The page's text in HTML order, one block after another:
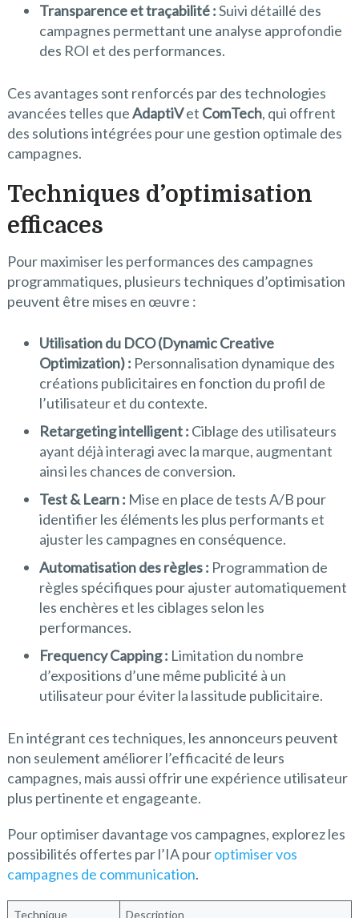
Transparence et traçabilité :Suivi détaillé des
campagnes permettant une analyse approfondie
des ROI et des performances.
Ces avantages sont renforcés par des technologies
avancées telles queAdaptiVet ComTech, qui offrent
des solutions intégrées pour une gestion optimale des
campagnes.
Techniques d’optimisation
efficaces
Pour maximiser les performances des campagnes
programmatiques, plusieurs techniques d’optimisation
peuvent être mises en œuvre :
Utilisation du DCO (Dynamic Creative
Optimization) : Personnalisation dynamique des
créations publicitaires en fonction du profil de
l’utilisateur et du contexte.
Retargeting intelligent : Ciblage des utilisateurs
ayant déjà interagi avec la marque, augmentant
ainsi les chances de conversion.
Test & Learn : Mise en place de tests A/B pour
identifier les éléments les plus performants et
ajuster les campagnes en conséquence.
Automatisation des règles : Programmation de
règles spécifiques pour ajuster automatiquement
les enchères et les ciblages selon les
performances.
Frequency Capping : Limitation du nombre
d’expositions d’une même publicité à un
utilisateur pour éviter la lassitude publicitaire.
En intégrant ces techniques, les annonceurs peuvent
non seulement améliorer l’efficacité de leurs
campagnes, mais aussi offrir une expérience utilisateur
plus pertinente et engageante.
Pour optimiser davantage vos campagnes, explorez les
possibilités offertes par l’IA pouroptimiser vos
campagnes de communication.
Technique Description